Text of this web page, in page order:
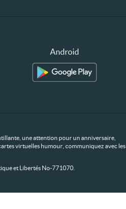
Android
une attention pour un anniversaire,
virtuelles humour, communiquez avec les
et Libertés No-771070.